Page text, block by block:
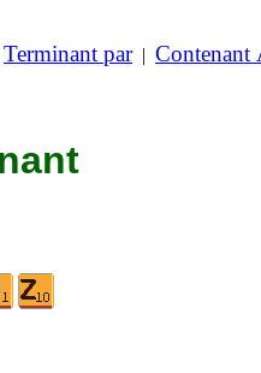
Terminant par| Contenant